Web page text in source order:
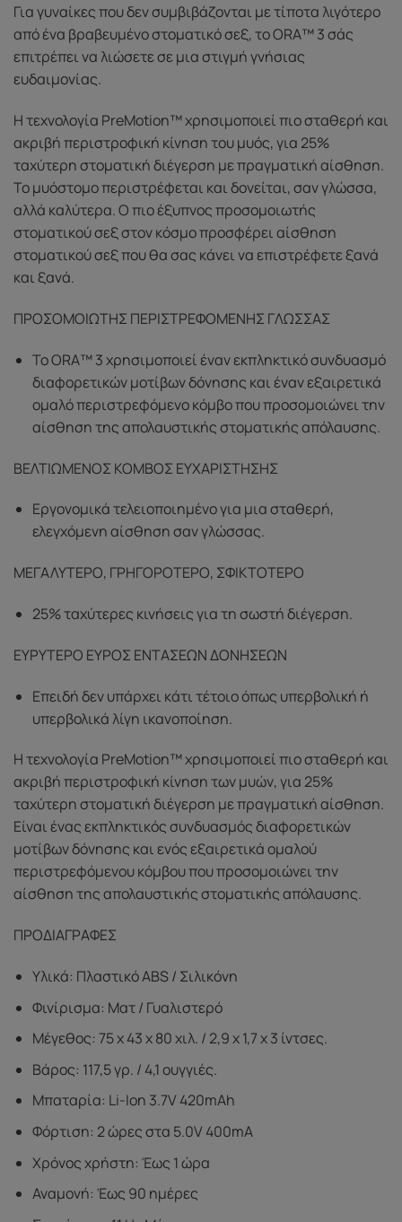
Για γυναίκες που δεν συμβιβάζονται με τίποτα λιγότερο
από ένα βραβευμένο στοματικό σεξ, το ORA™ 3 σάς
επιτρέπει να λιώσετε σε μια στιγμή γνήσιας
ευδαιμονίας.
Η τεχνολογία PreMotion™ χρησιμοποιεί πιο σταθερή και
ακριβή περιστροφική κίνηση του μυός, για 25%
ταχύτερη στοματική διέγερση με πραγματική αίσθηση.
Το μυόστομο περιστρέφεται και δονείται, σαν γλώσσα,
αλλά καλύτερα. Ο πιο έξυπνος προσομοιωτής
στοματικού σεξ στον κόσμο προσφέρει αίσθηση
στοματικού σεξ που θα σας κάνει να επιστρέφετε ξανά
και ξανά.
ΠΡΟΣΟΜΟΙΩΤΗΣ ΠΕΡΙΣΤΡΕΦΟΜΕΝΗΣ ΓΛΩΣΣΑΣ
Το ORA™ 3 χρησιμοποιεί έναν εκπληκτικό συνδυασμό
διαφορετικών μοτίβων δόνησης και έναν εξαιρετικά
ομαλό περιστρεφόμενο κόμβο που προσομοιώνει την
αίσθηση της απολαυστικής στοματικής απόλαυσης.
ΒΕΛΤΙΩΜΕΝΟΣ ΚΟΜΒΟΣ ΕΥΧΑΡΙΣΤΗΣΗΣ
Εργονομικά τελειοποιημένο για μια σταθερή,
ελεγχόμενη αίσθηση σαν γλώσσας.
ΜΕΓΑΛΥΤΕΡΟ, ΓΡΗΓΟΡΟΤΕΡΟ, ΣΦΙΚΤΟΤΕΡΟ
25% ταχύτερες κινήσεις για τη σωστή διέγερση.
ΕΥΡΥΤΕΡΟ ΕΥΡΟΣ ΕΝΤΑΣΕΩΝ ΔΟΝΗΣΕΩΝ
Επειδή δεν υπάρχει κάτι τέτοιο όπως υπερβολική ή
υπερβολικά λίγη ικανοποίηση.
Η τεχνολογία PreMotion™ χρησιμοποιεί πιο σταθερή και
ακριβή περιστροφική κίνηση των μυών, για 25%
ταχύτερη στοματική διέγερση με πραγματική αίσθηση.
Είναι ένας εκπληκτικός συνδυασμός διαφορετικών
μοτίβων δόνησης και ενός εξαιρετικά ομαλού
περιστρεφόμενου κόμβου που προσομοιώνει την
αίσθηση της απολαυστικής στοματικής απόλαυσης.
ΠΡΟΔΙΑΓΡΑΦΕΣ
Υλικά: Πλαστικό ABS / Σιλικόνη
Φινίρισμα: Ματ / Γυαλιστερό
Μέγεθος: 75 x 43 x 80 χιλ. / 2,9 x 1,7 x 3 ίντσες.
Βάρος: 117,5 γρ. / 4,1 ουγγιές.
Μπαταρία: Li-Ion 3.7V 420mAh
Φόρτιση: 2 ώρες στα 5.0V 400mA
Χρόνος χρήστη: Έως 1 ώρα
Αναμονή: Έως 90 ημέρες